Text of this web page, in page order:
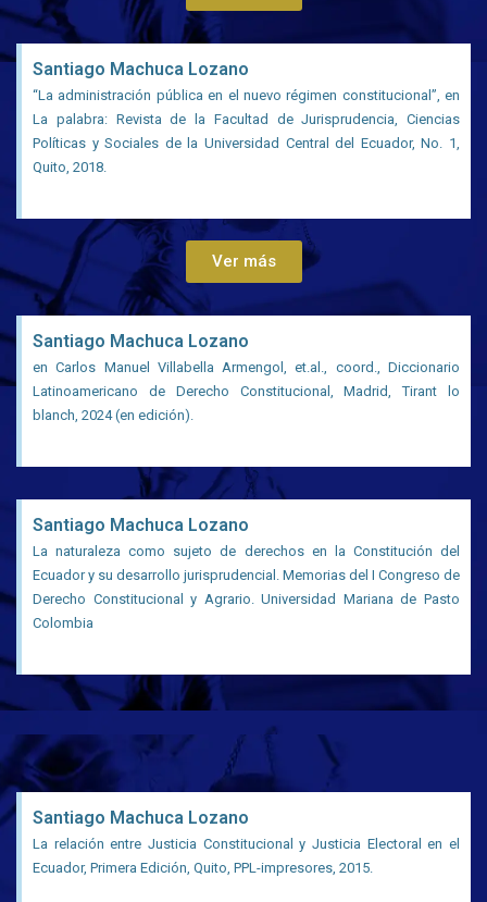
Santiago Machuca Lozano
“La administración pública en el nuevo régimen constitucional”, en
La palabra: Revista de la Facultad de Jurisprudencia, Ciencias
Políticas y Sociales de la Universidad Central del Ecuador, No. 1,
Quito, 2018.
Ver más
Santiago Machuca Lozano
en Carlos Manuel Villabella Armengol, et.al., coord., Diccionario
Latinoamericano de Derecho Constitucional, Madrid, Tirant lo
blanch, 2024 (en edición).
Santiago Machuca Lozano
La naturaleza como sujeto de derechos en la Constitución del
Ecuador y su desarrollo jurisprudencial. Memorias del I Congreso de
Derecho Constitucional y Agrario. Universidad Mariana de Pasto
Colombia
Santiago Machuca Lozano
La relación entre Justicia Constitucional y Justicia Electoral en el
Ecuador, Primera Edición, Quito, PPL-impresores, 2015.